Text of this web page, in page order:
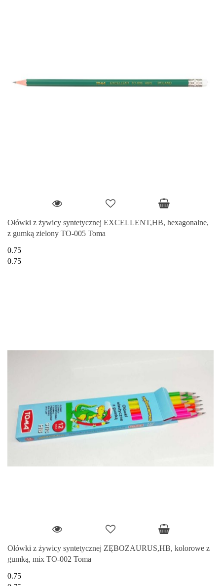
Ołówki z żywicy syntetycznej EXCELLENT,HB, hexagonalne,
z gumką zielony TO-005 Toma
0.75
0.75
Ołówki z żywicy syntetycznej ZĘBOZAURUS,HB, kolorowe z
gumką, mix TO-002 Toma
0.75